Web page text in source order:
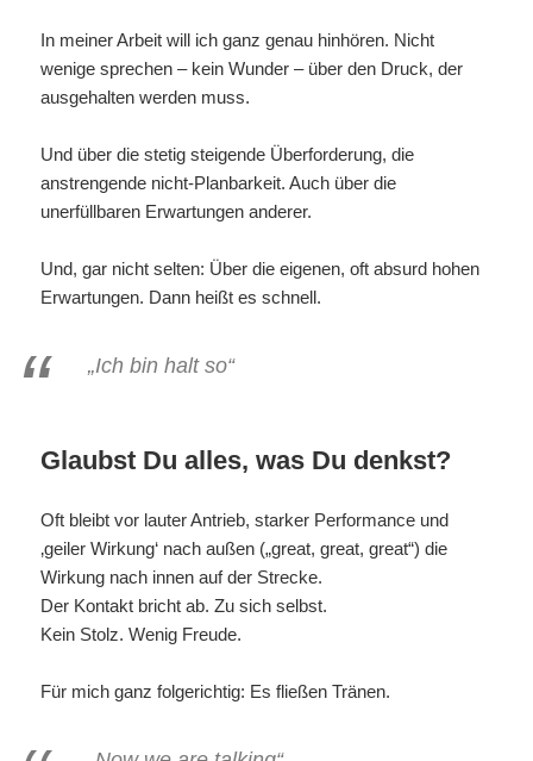
In meiner Arbeit will ich ganz genau hinhören. Nicht
wenige sprechen – kein Wunder – über den Druck, der
ausgehalten werden muss.
Und über die stetig steigende Überforderung, die
anstrengende nicht-Planbarkeit. Auch über die
unerfüllbaren Erwartungen anderer.
Und, gar nicht selten: Über die eigenen, oft absurd hohen
Erwartungen. Dann heißt es schnell.
„Ich bin halt so“
Glaubst Du alles, was Du denkst?
Oft bleibt vor lauter Antrieb, starker Performance und
‚geiler Wirkung‘ nach außen („great, great, great“) die
Wirkung nach innen auf der Strecke.
Der Kontakt bricht ab. Zu sich selbst.
Kein Stolz. Wenig Freude.
Für mich ganz folgerichtig: Es fließen Tränen.